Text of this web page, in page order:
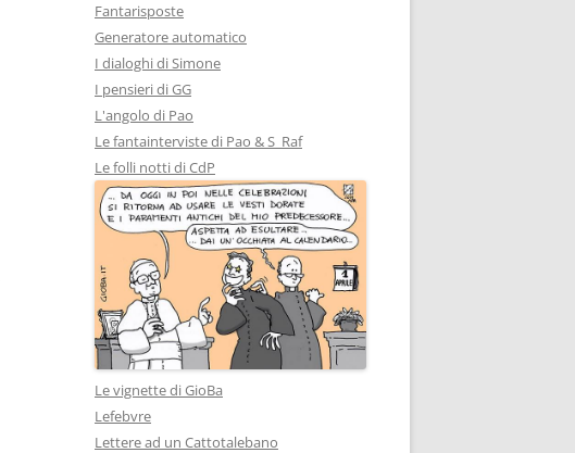
Fantarisposte
Generatore automatico
I dialoghi di Simone
I pensieri di GG
L'angolo di Pao
Le fantainterviste di Pao & S_Raf
Le folli notti di CdP
Le vignette di GioBa
Lefebvre
Lettere ad un Cattotalebano